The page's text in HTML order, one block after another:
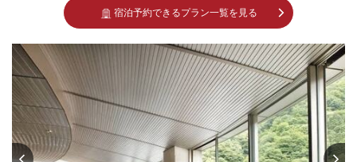
宿泊予約できるプラン一覧を見る